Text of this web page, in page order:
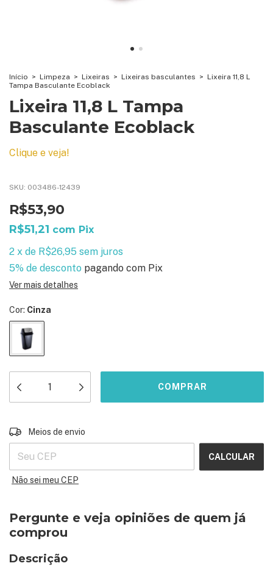
Início > Limpeza > Lixeiras > Lixeiras basculantes > Lixeira 11,8 L
Tampa Basculante Ecoblack
Lixeira 11,8 L Tampa
Basculante Ecoblack
Clique e veja!
SKU: 003486-12439
R$53,90
R$51,21 com Pix
2 x de R$26,95 sem juros
5% de desconto pagando com Pix
Ver mais detalhes
Cor: Cinza
Entregas para o CEP:
Meios de envio
CALCULAR
Não sei meu CEP
Pergunte e veja opiniões de quem já
comprou
Descrição